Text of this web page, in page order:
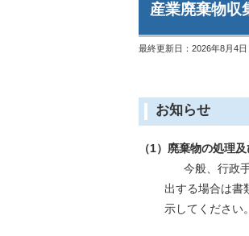
産業廃棄物収
最終更新日： 2026年8月4日
お知らせ
（1）廃棄物の処理
今般、行政
出する場合は書類
示してください。